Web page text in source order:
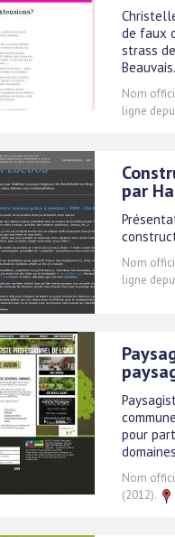
de faux
strass
Beauvais.
Nom
ligne
par
Nom
ligne
pour
Nom
(2012).